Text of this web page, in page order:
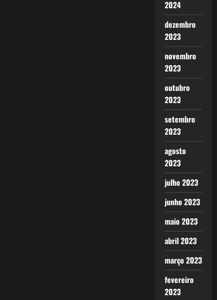
2024
dezembro
2023
novembro
2023
outubro
2023
setembro
2023
agosto
2023
julho 2023
junho 2023
maio 2023
abril 2023
março 2023
fevereiro
2023